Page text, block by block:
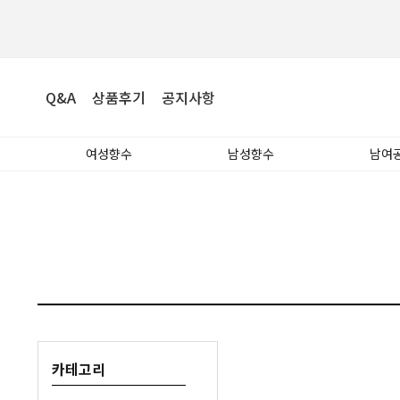
Q&A 상품후기 공지사항
여성향수 남성향수 남여
카테고리